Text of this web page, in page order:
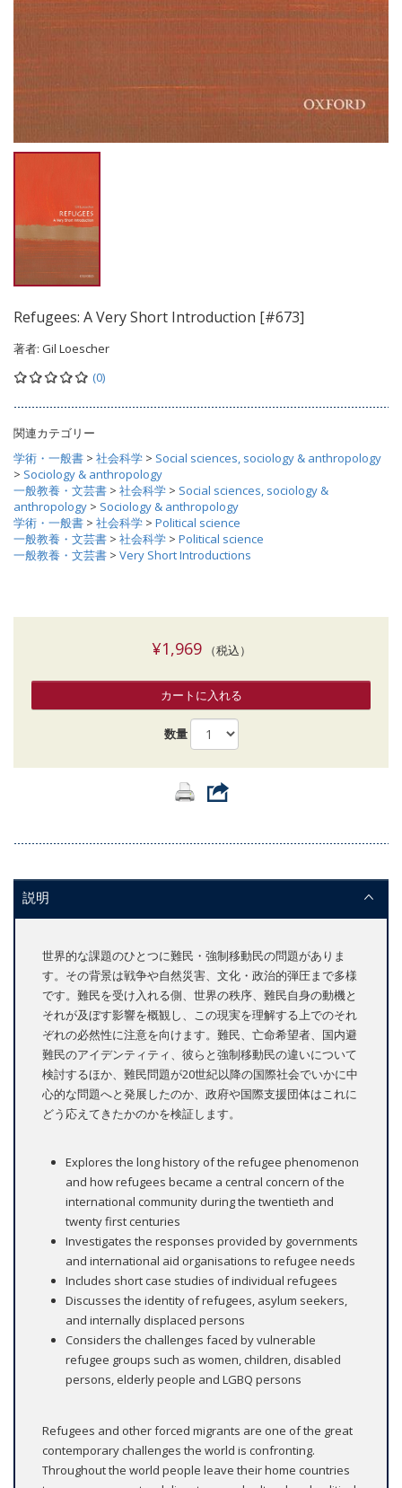
Refugees: A Very Short Introduction [#673]
著者: Gil Loescher
(0)
関連カテゴリー
学術・一般書 > 社会科学 > Social sciences, sociology & anthropology
> Sociology & anthropology
一般教養・文芸書 > 社会科学 > Social sciences, sociology &
anthropology > Sociology & anthropology
学術・一般書 > 社会科学 > Political science
一般教養・文芸書 > 社会科学 > Political science
一般教養・文芸書 > Very Short Introductions
¥1,969（税込）
カートに入れる
数量
説明
世界的な課題のひとつに難民・強制移動民の問題がありま
す。その背景は戦争や自然災害、文化・政治的弾圧まで多様
です。難民を受け入れる側、世界の秩序、難民自身の動機と
それが及ぼす影響を概観し、この現実を理解する上でのそれ
ぞれの必然性に注意を向けます。難民、亡命希望者、国内避
難民のアイデンティティ、彼らと強制移動民の違いについて
検討するほか、難民問題が20世紀以降の国際社会でいかに中
心的な問題へと発展したのか、政府や国際支援団体はこれに
どう応えてきたかのかを検証します。
Explores the long history of the refugee phenomenon
and how refugees became a central concern of the
international community during the twentieth and
twenty first centuries
Investigates the responses provided by governments
and international aid organisations to refugee needs
Includes short case studies of individual refugees
Discusses the identity of refugees, asylum seekers,
and internally displaced persons
Considers the challenges faced by vulnerable
refugee groups such as women, children, disabled
persons, elderly people and LGBQ persons
Refugees and other forced migrants are one of the great
contemporary challenges the world is confronting.
Throughout the world people leave their home countries